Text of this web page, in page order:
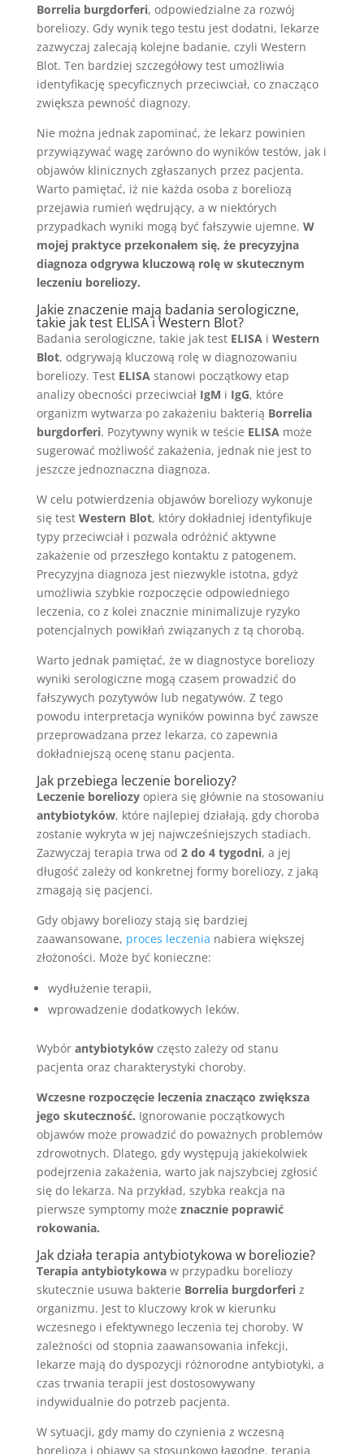
Borrelia burgdorferi, odpowiedzialne za rozwój
boreliozy. Gdy wynik tego testu jest dodatni, lekarze
zazwyczaj zalecają kolejne badanie, czyli Western
Blot. Ten bardziej szczegółowy test umożliwia
identyfikację specyficznych przeciwciał, co znacząco
zwiększa pewność diagnozy.
Nie można jednak zapominać, że lekarz powinien
przywiązywać wagę zarówno do wyników testów, jak i
objawów klinicznych zgłaszanych przez pacjenta.
Warto pamiętać, iż nie każda osoba z boreliozą
przejawia rumień wędrujący, a w niektórych
przypadkach wyniki mogą być fałszywie ujemne. W
mojej praktyce przekonałem się, że precyzyjna
diagnoza odgrywa kluczową rolę w skutecznym
leczeniu boreliozy.
Jakie znaczenie mają badania serologiczne,
takie jak test ELISA i Western Blot?
Badania serologiczne, takie jak test ELISA i Western
Blot, odgrywają kluczową rolę w diagnozowaniu
boreliozy. Test ELISA stanowi początkowy etap
analizy obecności przeciwciał IgM i IgG, które
organizm wytwarza po zakażeniu bakterią Borrelia
burgdorferi. Pozytywny wynik w teście ELISA może
sugerować możliwość zakażenia, jednak nie jest to
jeszcze jednoznaczna diagnoza.
W celu potwierdzenia objawów boreliozy wykonuje
się test Western Blot, który dokładniej identyfikuje
typy przeciwciał i pozwala odróżnić aktywne
zakażenie od przeszłego kontaktu z patogenem.
Precyzyjna diagnoza jest niezwykle istotna, gdyż
umożliwia szybkie rozpoczęcie odpowiedniego
leczenia, co z kolei znacznie minimalizuje ryzyko
potencjalnych powikłań związanych z tą chorobą.
Warto jednak pamiętać, że w diagnostyce boreliozy
wyniki serologiczne mogą czasem prowadzić do
fałszywych pozytywów lub negatywów. Z tego
powodu interpretacja wyników powinna być zawsze
przeprowadzana przez lekarza, co zapewnia
dokładniejszą ocenę stanu pacjenta.
Jak przebiega leczenie boreliozy?
Leczenie boreliozyopiera się głównie na stosowaniu
antybiotyków, które najlepiej działają, gdy choroba
zostanie wykryta w jej najwcześniejszych stadiach.
Zazwyczaj terapia trwa od 2 do 4 tygodni, a jej
długość zależy od konkretnej formy boreliozy, z jaką
zmagają się pacjenci.
Gdy objawy boreliozy stają się bardziej
zaawansowane, proces leczenia nabiera większej
złożoności. Może być konieczne:
wydłużenie terapii,
wprowadzenie dodatkowych leków.
Wybór antybiotykówczęsto zależy od stanu
pacjenta oraz charakterystyki choroby.
Wczesne rozpoczęcie leczenia znacząco zwiększa
jego skuteczność. Ignorowanie początkowych
objawów może prowadzić do poważnych problemów
zdrowotnych. Dlatego, gdy występują jakiekolwiek
podejrzenia zakażenia, warto jak najszybciej zgłosić
się do lekarza. Na przykład, szybka reakcja na
pierwsze symptomy może znacznie poprawić
rokowania.
Jak działa terapia antybiotykowa w boreliozie?
Terapia antybiotykowaw przypadku boreliozy
skutecznie usuwa bakterie Borrelia burgdorferiz
organizmu. Jest to kluczowy krok w kierunku
wczesnego i efektywnego leczenia tej choroby. W
zależności od stopnia zaawansowania infekcji,
lekarze mają do dyspozycji różnorodne antybiotyki, a
czas trwania terapii jest dostosowywany
indywidualnie do potrzeb pacjenta.
W sytuacji, gdy mamy do czynienia z wczesną
boreliozą i objawy są stosunkowo łagodne, terapia